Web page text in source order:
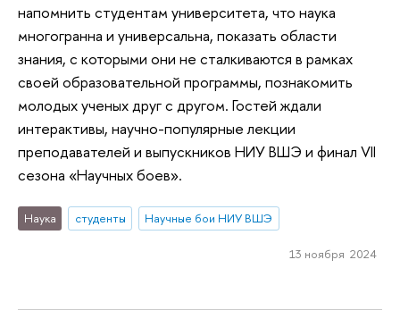
напомнить студентам университета, что наука
многогранна и универсальна, показать области
знания, с которыми они не сталкиваются в рамках
своей образовательной программы, познакомить
молодых ученых друг с другом. Гостей ждали
интерактивы, научно-популярные лекции
преподавателей и выпускников НИУ ВШЭ и финал VII
сезона «Научных боев».
Наука студенты Научные бои НИУ ВШЭ
13 ноября 2024